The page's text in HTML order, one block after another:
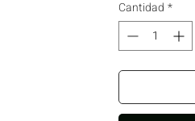
Cantidad *